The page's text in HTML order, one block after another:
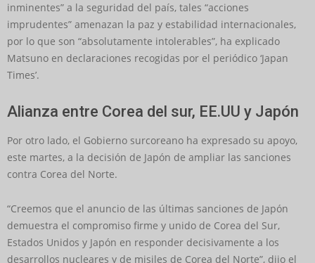
inminentes” a la seguridad del país, tales “acciones
imprudentes” amenazan la paz y estabilidad internacionales,
por lo que son “absolutamente intolerables”, ha explicado
Matsuno en declaraciones recogidas por el periódico ‘Japan
Times’.
Alianza entre Corea del sur, EE.UU y Japón
Por otro lado, el Gobierno surcoreano ha expresado su apoyo,
este martes, a la decisión de Japón de ampliar las sanciones
contra Corea del Norte.
“Creemos que el anuncio de las últimas sanciones de Japón
demuestra el compromiso firme y unido de Corea del Sur,
Estados Unidos y Japón en responder decisivamente a los
desarrollos nucleares y de misiles de Corea del Norte”, dijo el